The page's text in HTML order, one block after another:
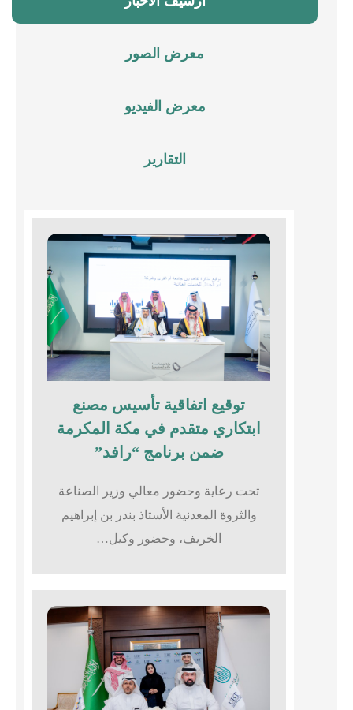
معرض الصور
معرض الفيديو
التقارير
توقيع اتفاقية تأسيس مصنع
ابتكاري متقدم في مكة المكرمة
ضمن برنامج “رافد”
تحت رعاية وحضور معالي وزير الصناعة
والثروة المعدنية الأستاذ بندر بن إبراهيم
الخريف، وحضور وكيل…